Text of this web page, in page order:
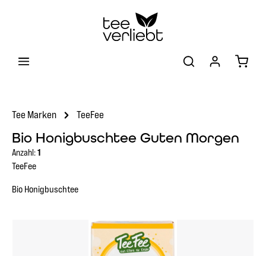
Tee Marken TeeFee
Bio Honigbuschtee Guten Morgen
Anzahl:1
TeeFee
Bio Honigbuschtee
Bildergalerie überspringen